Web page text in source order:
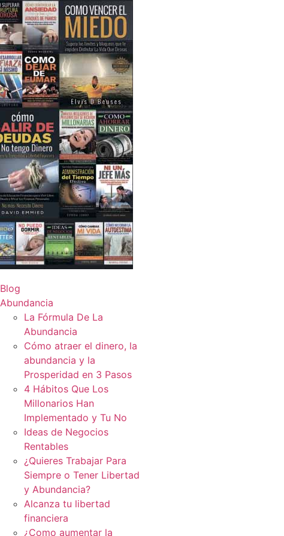
Blog
Abundancia
La Fórmula De La
Abundancia
Cómo atraer el dinero, la
abundancia y la
Prosperidad en 3 Pasos
4 Hábitos Que Los
Millonarios Han
Implementado y Tu No
Ideas de Negocios
Rentables
¿Quieres Trabajar Para
Siempre o Tener Libertad
y Abundancia?
Alcanza tu libertad
financiera
¿Como aumentar la